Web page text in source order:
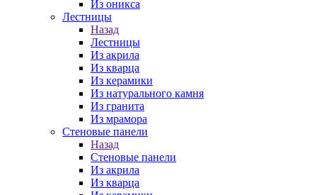
Из оникса
Лестницы
Назад
Лестницы
Из акрила
Из кварца
Из керамики
Из натурального камня
Из гранита
Из мрамора
Стеновые панели
Назад
Стеновые панели
Из акрила
Из кварца